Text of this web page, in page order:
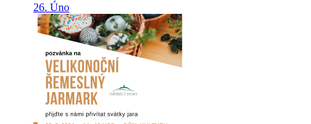
26. Úno